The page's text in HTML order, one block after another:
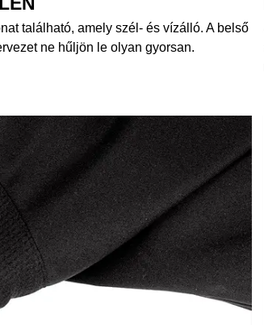
található, amely szél- és vízálló. A belső
ne hűljön le olyan gyorsan.